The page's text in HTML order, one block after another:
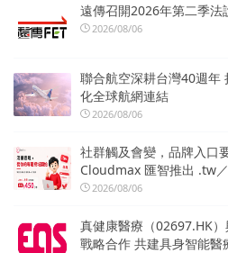
遠傳召開2026年第二季法
2026/08/06
聯合航空深耕台灣40週年
化全球航網連結
2026/08/06
社群觸及會變，品牌入口
Cloudmax 匯智推出 .tw
2026/08/06
真健康醫療（02697.HK
戰略合作 共建具身智能醫